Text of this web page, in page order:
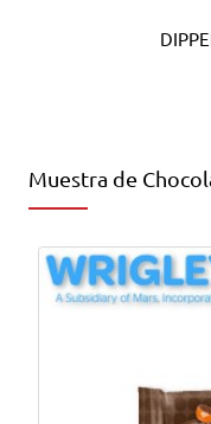
Muestra de